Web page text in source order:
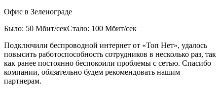
Офис в Зеленограде
Было: 50 Мбит/секСтало: 100 Мбит/сек
Подключили беспроводной интернет от «Топ Нет», удалось
повысить работоспособность сотрудников в несколько раз, так
как ранее постоянно беспокоили проблемы с сетью. Спасибо
компании, обязательно будем рекомендовать нашим
партнерам.